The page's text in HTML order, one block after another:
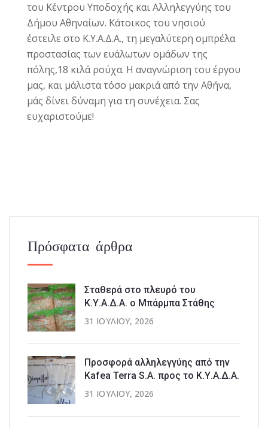
του Κέντρου Υποδοχής και Αλληλεγγύης του
Δήμου Αθηναίων. Κάτοικος του νησιού
έστειλε στο Κ.Υ.Α.Δ.Α., τη μεγαλύτερη ομπρέλα
προστασίας των ευάλωτων ομάδων της
πόλης,18 κιλά ρούχα. Η αναγνώριση του έργου
μας, και μάλιστα τόσο μακριά από την Αθήνα,
μάς δίνει δύναμη για τη συνέχεια. Σας
ευχαριστούμε!
Πρόσφατα άρθρα
Σταθερά στο πλευρό του
Κ.Υ.Α.Δ.Α. ο Μπάρμπα Στάθης
31 ΙΟΥΛΊΟΥ, 2026
Προσφορά αλληλεγγύης από την
Kafea Terra S.A. προς το Κ.Υ.Α.Δ.Α.
31 ΙΟΥΛΊΟΥ, 2026